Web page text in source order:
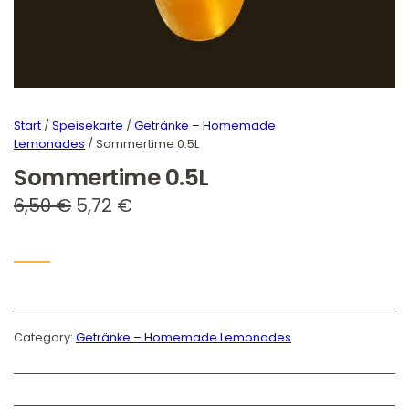
Start /Speisekarte /Getränke – Homemade
Lemonades / Sommertime 0.5L
Sommertime 0.5L
6,50€ U
ü
n
5,72 €A
l
l
Category:Getränke – Homemade Lemonades